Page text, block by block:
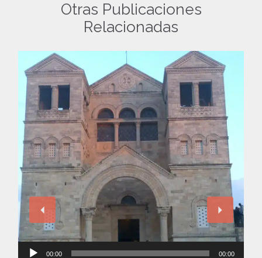
Otras Publicaciones
Relacionadas
00:00 00:00